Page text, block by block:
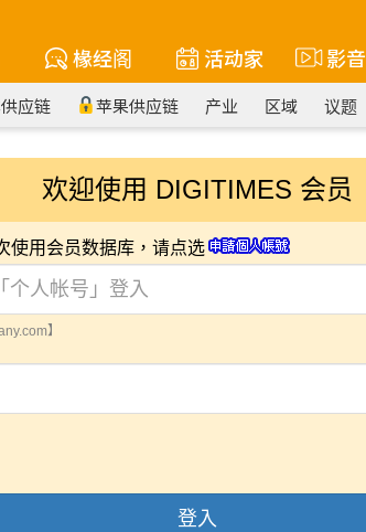
椽经阁 活动家 影音
应链 苹果供应链 产业 区域 议题
欢迎使用 DIGITIMES 会员
使用会员数据库，请点选
】
登入